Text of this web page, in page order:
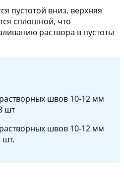
пустотой вниз, верхняя
сплошной, что
раствора в пустоты
швов 10-12 мм
шт
швов 10-12 мм
шт.